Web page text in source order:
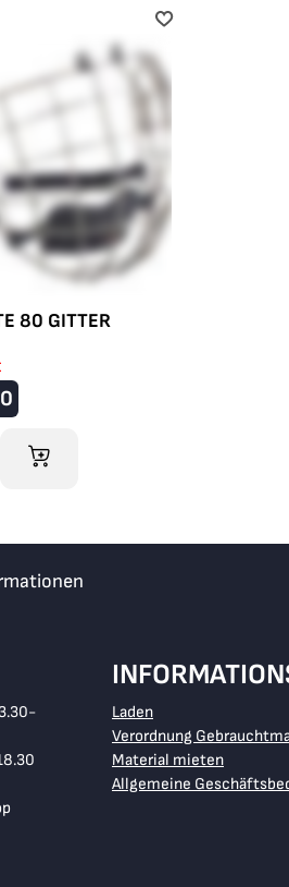
80 GITTER
IM WARENKORB
Laden
Verordnung
Material mieten
Allgemeine